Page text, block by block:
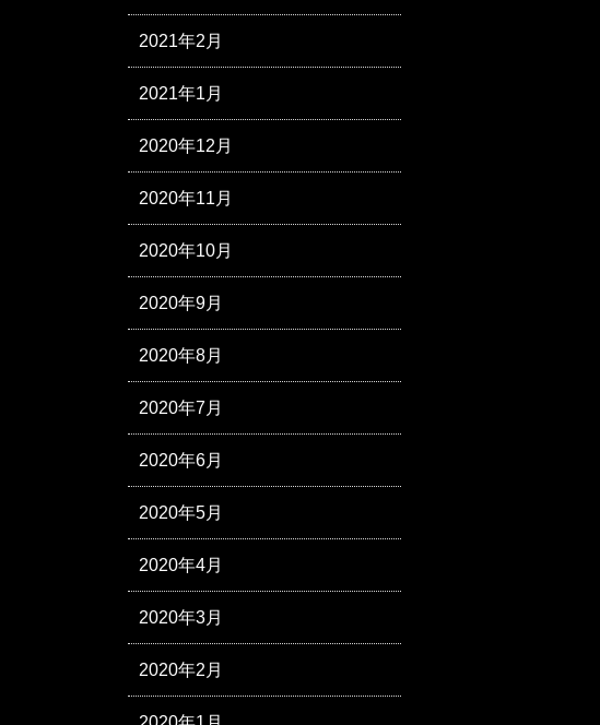
2021年2月
2021年1月
2020年12月
2020年11月
2020年10月
2020年9月
2020年8月
2020年7月
2020年6月
2020年5月
2020年4月
2020年3月
2020年2月